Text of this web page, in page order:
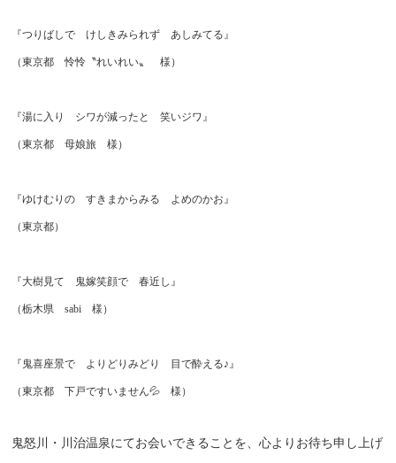
『つりばしで けしきみられず あしみてる』
（東京都 怜怜〝れいれい〟 様）
『湯に入り シワが減ったと 笑いジワ』
（東京都 母娘旅 様）
『ゆけむりの すきまからみる よめのかお』
（東京都）
『大樹見て 鬼嫁笑顔で 春近し』
（栃木県 sabi 様）
『鬼喜座景で よりどりみどり 目で酔える♪』
（東京都 下戸ですいません💦 様）
鬼怒川・川治温泉にてお会いできることを、心よりお待ち申し上げ